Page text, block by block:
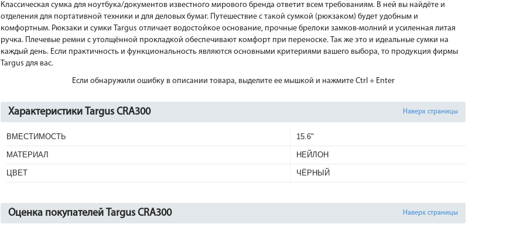
Классическая сумка для ноутбука/документов известного мирового бренда ответит всем требованиям. В ней вы найдёте и
отделения для портативной техники и для деловых бумаг. Путешествие с такой сумкой (рюкзаком) будет удобным и
комфортным. Рюкзаки и сумки Targus отличает водостойкое основание, прочные брелоки замков-молний и усиленная литая
ручка. Плечевые ремни с утолщённой прокладкой обеспечивают комфорт при переноске. Так же это и идеальные сумки на
каждый день. Если практичность и функциональность являются основными критериями вашего выбора, то продукция фирмы
Targus для вас.
Если обнаружили ошибку в описании товара, выделите ее мышкой и нажмите Ctrl + Enter
Характеристики Targus CRA300 Наверх страницы
ВМЕСТИМОСТЬ 15.6"
МАТЕРИАЛ НЕЙЛОН
ЦВЕТ ЧЁРНЫЙ
Оценка покупателей Targus CRA300 Наверх страницы